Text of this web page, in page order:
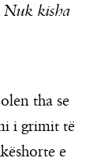
Nuk kisha
tha se
i grimit të
e